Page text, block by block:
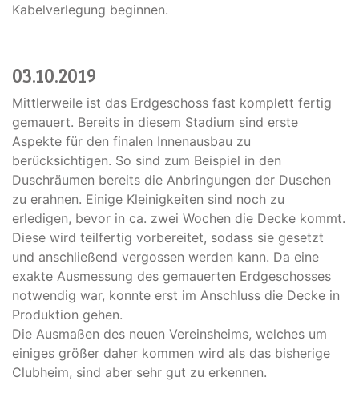
Kabelverlegung beginnen.
03.10.2019
Mittlerweile ist das Erdgeschoss fast komplett fertig
gemauert. Bereits in diesem Stadium sind erste
Aspekte für den finalen Innenausbau zu
berücksichtigen. So sind zum Beispiel in den
Duschräumen bereits die Anbringungen der Duschen
zu erahnen. Einige Kleinigkeiten sind noch zu
erledigen, bevor in ca. zwei Wochen die Decke kommt.
Diese wird teilfertig vorbereitet, sodass sie gesetzt
und anschließend vergossen werden kann. Da eine
exakte Ausmessung des gemauerten Erdgeschosses
notwendig war, konnte erst im Anschluss die Decke in
Produktion gehen.
Die Ausmaßen des neuen Vereinsheims, welches um
einiges größer daher kommen wird als das bisherige
Clubheim, sind aber sehr gut zu erkennen.